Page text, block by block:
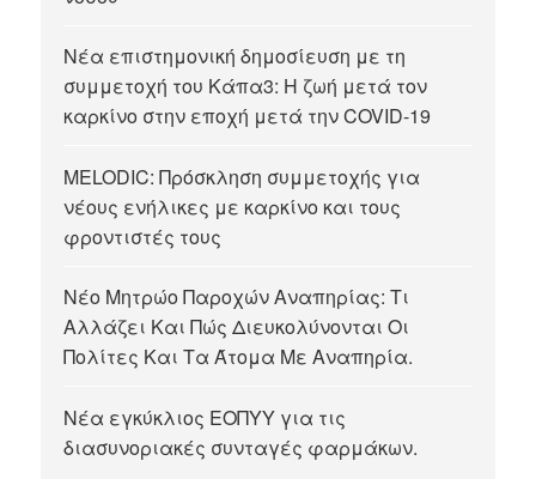
Νέα επιστημονική δημοσίευση με τη
συμμετοχή του Κάπα3: Η ζωή μετά τον
καρκίνο στην εποχή μετά την COVID-19
MELODIC: Πρόσκληση συμμετοχής για
νέους ενήλικες με καρκίνο και τους
φροντιστές τους
Νέο Μητρώο Παροχών Αναπηρίας: Τι
Αλλάζει Και Πώς Διευκολύνονται Οι
Πολίτες Και Τα Άτομα Με Αναπηρία.
Νέα εγκύκλιος ΕΟΠΥΥ για τις
διασυνοριακές συνταγές φαρμάκων.